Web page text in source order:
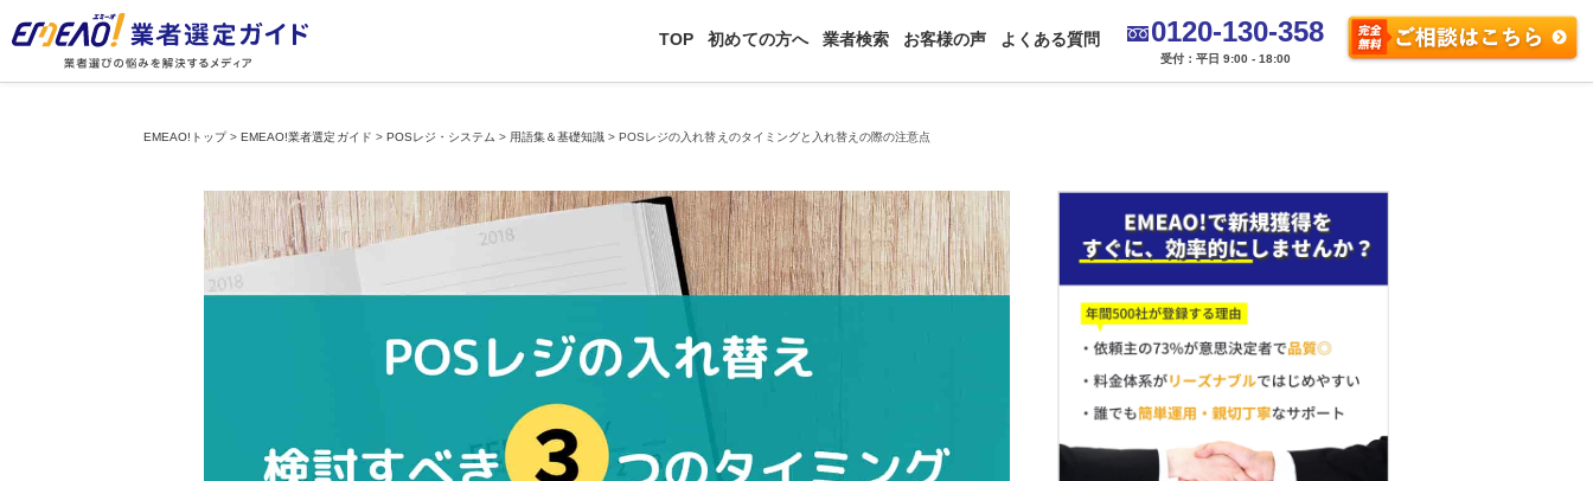
TOP 初めての方へ 業者検索 お客様の声 よくある質問 0120-130-358
受付：平日 9:00 - 18:00
EMEAO!トップ>EMEAO!業者選定ガイド > POSレジ・システム > 用語集＆基礎知識 >POSレジの入れ替えのタイミングと入れ替えの際の注意点